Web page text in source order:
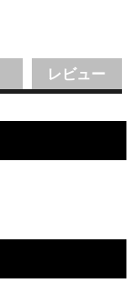
レビュー